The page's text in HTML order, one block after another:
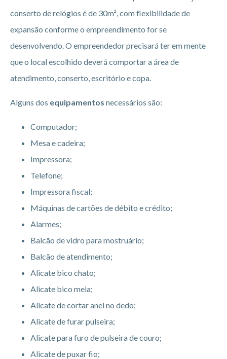
conserto de relógios é de 30m², com flexibilidade de
expansão conforme o empreendimento for se
desenvolvendo. O empreendedor precisará ter em mente
que o local escolhido deverá comportar a área de
atendimento, conserto, escritório e copa.
Alguns dos equipamentos necessários são:
Computador;
Mesa e cadeira;
Impressora;
Telefone;
Impressora fiscal;
Máquinas de cartões de débito e crédito;
Alarmes;
Balcão de vidro para mostruário;
Balcão de atendimento;
Alicate bico chato;
Alicate bico meia;
Alicate de cortar anel no dedo;
Alicate de furar pulseira;
Alicate para furo de pulseira de couro;
Alicate de puxar fio;